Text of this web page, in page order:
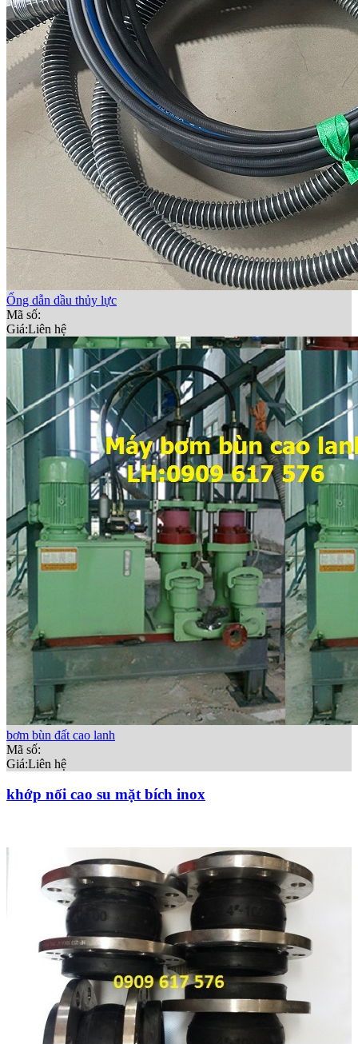
Ống dẫn dầu thủy lực
Mã số:
Giá:Liên hệ
bơm bùn đất cao lanh
Mã số:
Giá:Liên hệ
khớp nối cao su mặt bích inox